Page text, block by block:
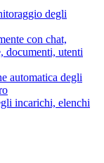
degli
con chat,
documenti, utenti
automatica degli
incarichi, elenchi